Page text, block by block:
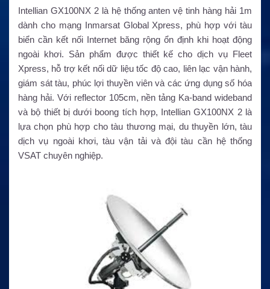
Intellian GX100NX 2 là hệ thống anten vệ tinh hàng hải 1m
dành cho mạng Inmarsat Global Xpress, phù hợp với tàu
biển cần kết nối Internet băng rộng ổn định khi hoạt động
ngoài khơi. Sản phẩm được thiết kế cho dịch vụ Fleet
Xpress, hỗ trợ kết nối dữ liệu tốc độ cao, liên lạc vận hành,
giám sát tàu, phúc lợi thuyền viên và các ứng dụng số hóa
hàng hải. Với reflector 105cm, nền tảng Ka-band wideband
và bộ thiết bị dưới boong tích hợp, Intellian GX100NX 2 là
lựa chọn phù hợp cho tàu thương mại, du thuyền lớn, tàu
dịch vụ ngoài khơi, tàu vận tải và đội tàu cần hệ thống
VSAT chuyên nghiệp.